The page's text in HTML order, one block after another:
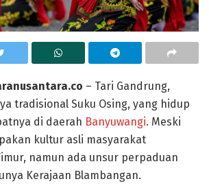
– Tari Gandrung,
tradisional Suku Osing, yang hidup
di daerah Banyuwangi. Meski
kultur asli masyarakat
namun ada unsur perpaduan
Kerajaan Blambangan.